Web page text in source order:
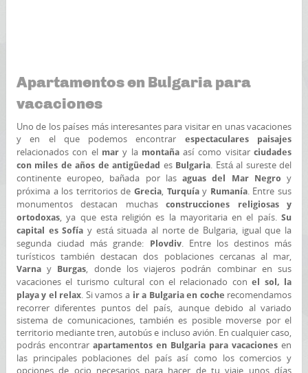
Apartamentos en Bulgaria para
vacaciones
Uno de los países más interesantes para visitar en unas vacaciones
y en el que podemos encontrar
espectaculares paisajes
relacionados con el mary la montañaasí como visitarciudades
con miles de años de antigüedad es Bulgaria. Está al sureste del
continente europeo, bañada por lasaguas del Mar Negro y
próxima a los territorios de Grecia, Turquíay Rumanía. Entre sus
monumentos destacan muchasconstrucciones religiosas y
ortodoxas, ya que esta religión es la mayoritaria en el país.Su
capital es Sofía y está situada al norte de Bulgaria, igual que la
segunda ciudad más grande:
Plovdiv. Entre los destinos más
turísticos también destacan dos poblaciones cercanas al mar,
Varna y Burgas, donde los viajeros podrán combinar en sus
vacaciones el turismo cultural con el relacionado conel
sol, la
playa y el relax. Si vamos a ir a Bulgaria en coche recomendamos
recorrer diferentes puntos del país, aunque debido al variado
sistema de comunicaciones, también es posible moverse por el
territorio mediante tren, autobús e incluso avión. En cualquier caso,
podrás encontrar apartamentos en Bulgaria para vacacionesen
las principales poblaciones del país así como los comercios y
opciones de ocio necesarios para hacer de tu viaje unos días